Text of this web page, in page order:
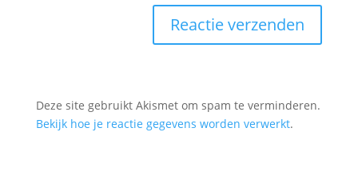
Deze site gebruikt Akismet om spam te verminderen.
Bekijk hoe je reactie gegevens worden verwerkt.